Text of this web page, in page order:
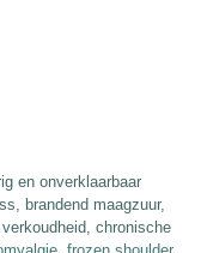
en onverklaarbaar
brandend maagzuur,
chronische